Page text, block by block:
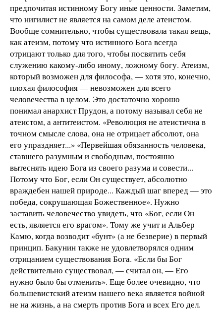
предпочитая истинному Богу иные ценности. Заметим,
что нигилист не является на самом деле атеистом.
Вообще сомнительно, чтобы существовала такая вещь,
как атеизм, потому что истинного Бога всегда
отрицают только для того, чтобы посвятить себя
служению какому-либо иному, ложному богу. Атеизм,
который возможен для философа, — хотя это, конечно,
плохая философия — невозможен для всего
человечества в целом. Это достаточно хорошо
понимал анархист Прудон, а потому называл себя не
атеистом, а антитеистом. «Революция не атеистична в
точном смысле слова, она не отрицает абсолют, она
его упраздняет...» «Первейшая обязанность человека,
ставшего разумным и свободным, постоянно
вытеснять идею Бога из своего разума и совести...
Потому что Бог, если Он существует, абсолютно
враждебен нашей природе... Каждый шаг вперед — это
победа, сокрушающая Божественное». Нужно
заставить человечество увидеть, что «Бог, если Он
есть, является его врагом». Тому же учит и Альбер
Камю, когда возводит «бунт» (а не безверие) в первый
принцип. Бакунин также не удовлетворялся одним
отрицанием существования Бога. «Если бы Бог
действительно существовал, — считал он, — Его
нужно было бы отменить». Еще более очевидно, что
большевистский атеизм нашего века является войной
не на жизнь, а на смерть против Бога и всех Его дел.